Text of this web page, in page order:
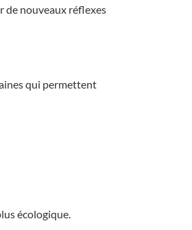
de nouveaux réflexes
qui permettent
écologique.